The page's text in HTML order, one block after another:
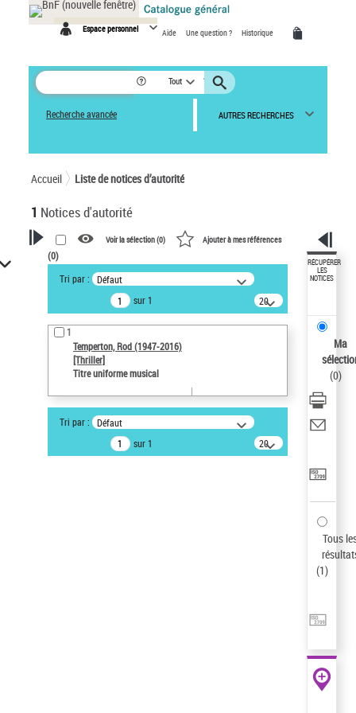
Espace personnel Aide Une question ? Historique
Tout
Recherche avancée AUTRES RECHERCHES
Accueil Liste de notices d’autorité
1 Notices d'autorité
VOTRE RECHERCHE
Recherche avancée dans les
notices d’autorité
Œuvres liées à l'auteur :
Temperton, Rod (1947-2016)
Type de notice d'autorité
Titre uniforme musical
Statut de la notice d’autorité
Voir la sélection (0) Ajouter à mes références
(0)
Tri par :
Défaut
sur 1
20
résultats/page
1
Temperton, Rod (1947-2016)
[Thriller]
Titre uniforme musical
Tri par :
Défaut
sur 1
20
résultats/page
RÉCUPÉRER
LES
NOTICES
Ma
(0)
Tous
(1)